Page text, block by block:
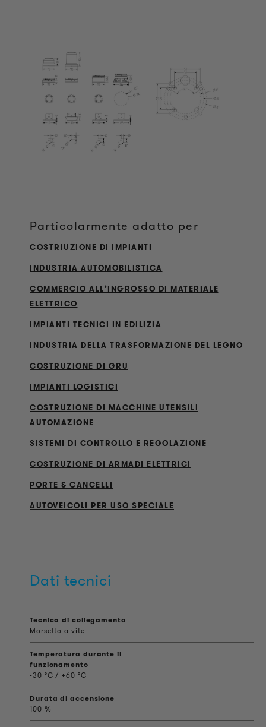
Particolarmente adatto per
COSTRIUZIONE DI IMPIANTI
INDUSTRIA AUTOMOBILISTICA
COMMERCIO ALL’INGROSSO DI MATERIALE
ELETTRICO
IMPIANTI TECNICI IN EDILIZIA
INDUSTRIA DELLA TRASFORMAZIONE DEL LEGNO
COSTRUZIONE DI GRU
IMPIANTI LOGISTICI
COSTRUZIONE DI MACCHINE UTENSILI
AUTOMAZIONE
SISTEMI DI CONTROLLO E REGOLAZIONE
COSTRUZIONE DI ARMADI ELETTRICI
PORTE & CANCELLI
AUTOVEICOLI PER USO SPECIALE
Dati tecnici
Tecnica di collegamento
Morsetto a vite
Temperatura durante il
funzionamento
-30 °C / +60 °C
Durata di accensione
100 %